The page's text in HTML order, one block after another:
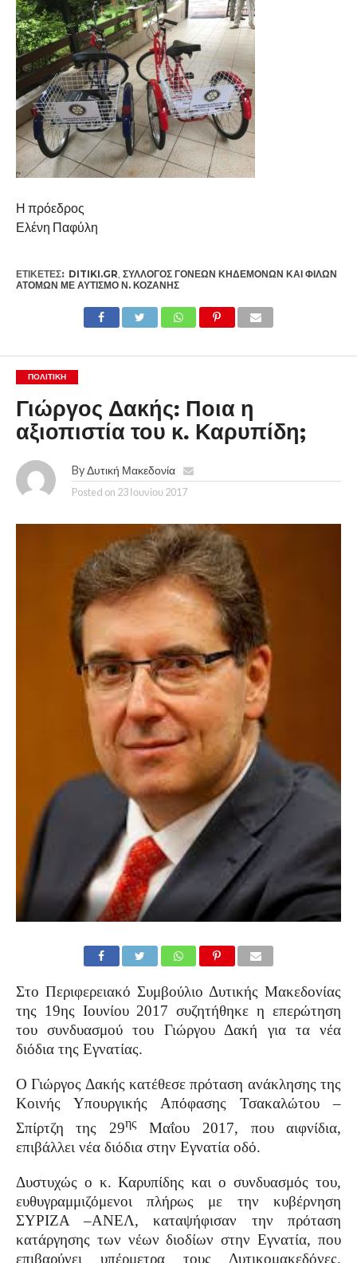
Η πρόεδρος
Ελένη Παφύλη
ΕΤΙΚΕΤΕΣ: DITIKI.GR ΣΎΛΛΟΓΟΣ ΓΟΝΈΩΝ ΚΗΔΕΜΌΝΩΝ ΚΑΙ ΦΊΛΩΝ
ΑΤΌΜΩΝ ΜΕ ΑΥΤΙΣΜΌ Ν. ΚΟΖΆΝΗΣ
ΠΟΛΙΤΙΚΉ
Γιώργος Δακής: Ποια η
αξιοπιστία του κ. Καρυπίδη;
By Δυτική Μακεδονία
Posted on 23 Ιουνίου 2017
Στο Περιφερειακό Συμβούλιο Δυτικής Μακεδονίας
της 19ης Ιουνίου 2017 συζητήθηκε η επερώτηση
του συνδυασμού του Γιώργου Δακή για τα νέα
διόδια της Εγνατίας.
Ο Γιώργος Δακής κατέθεσε πρόταση ανάκλησης της
Κοινής Υπουργικής Απόφασης Τσακαλώτου –
Σπίρτζη της 29ηςΜαΐου 2017, που αιφνίδια,
επιβάλλει νέα διόδια στην Εγνατία οδό.
Δυστυχώς ο κ. Καρυπίδης και ο συνδυασμός του,
ευθυγραμμιζόμενοι πλήρως με την κυβέρνηση
ΣΥΡΙΖΑ –ΑΝΕΛ, καταψήφισαν την πρόταση
κατάργησης των νέων διοδίων στην Εγνατία, που
επιβαρύνει υπέρμετρα τους Δυτικομακεδόνες,